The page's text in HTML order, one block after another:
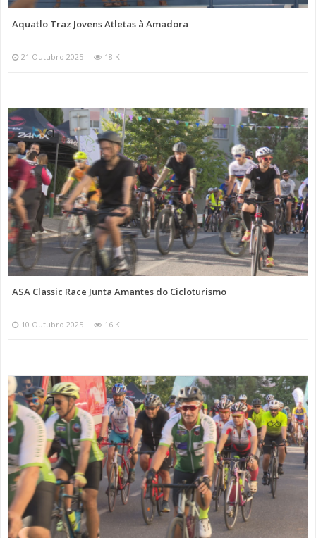
Aquatlo Traz Jovens Atletas à Amadora
21 Outubro 2025 18 K
ASA Classic Race Junta Amantes do Cicloturismo
10 Outubro 2025 16 K